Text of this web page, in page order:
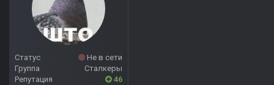
Статус
Не в сети
Группа
Сталкеры
Репутация
46